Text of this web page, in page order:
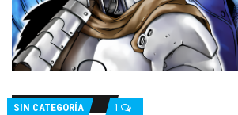
SIN CATEGORÍA 1